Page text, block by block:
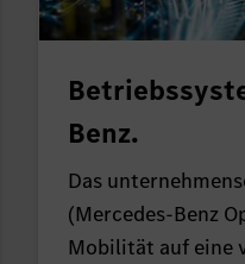
Benz.
Das
(Mercedes-Benz
Mobilität auf eine